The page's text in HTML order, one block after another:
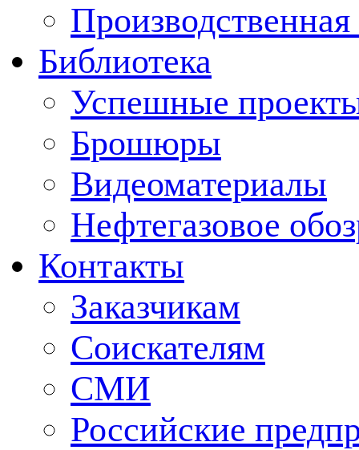
Производственная
Библиотека
Успешные
Брошюры
Видеоматериалы
Нефтегазовое
Контакты
Заказчикам
Соискателям
СМИ
Российские